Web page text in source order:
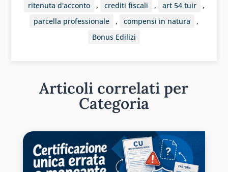
ritenuta d'acconto
, crediti fiscali , art 54 tuir
,
parcella professionale
, compensi in natura
,
Bonus Edilizi
Articoli correlati per
Categoria